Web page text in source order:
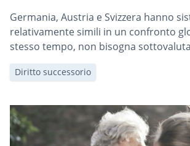
Germania, Austria e Svizzera hanno
relativamente simili in un confronto
stesso tempo, non bisogna
che esistono tra le normative nel
anche per il diritto successorio. Nel
tre Paesi.
Diritto successorio